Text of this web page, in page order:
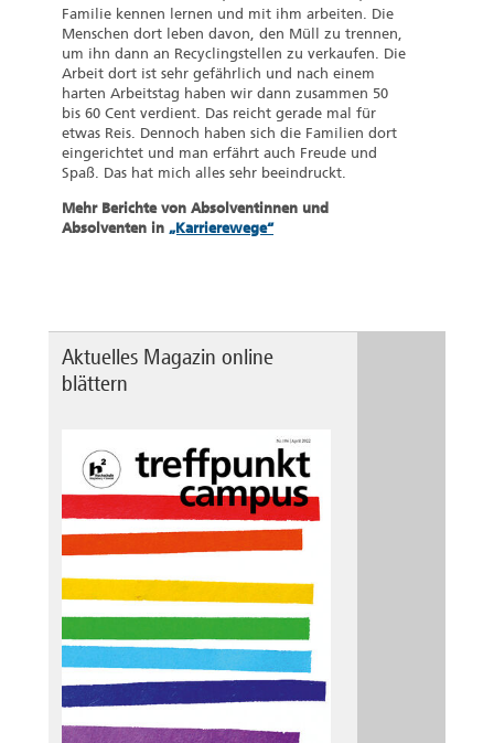
Familie kennen lernen und mit ihm arbeiten. Die
Menschen dort leben davon, den Müll zu trennen,
um ihn dann an Recyclingstellen zu verkaufen. Die
Arbeit dort ist sehr gefährlich und nach einem
harten Arbeitstag haben wir dann zusammen 50
bis 60 Cent verdient. Das reicht gerade mal für
etwas Reis. Dennoch haben sich die Familien dort
eingerichtet und man erfährt auch Freude und
Spaß. Das hat mich alles sehr beeindruckt.
Mehr Berichte von Absolventinnen und
Absolventen in „Karrierewege“
Aktuelles Magazin online
blättern